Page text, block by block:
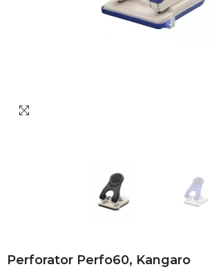
Perforator Perfo60, Kangaro